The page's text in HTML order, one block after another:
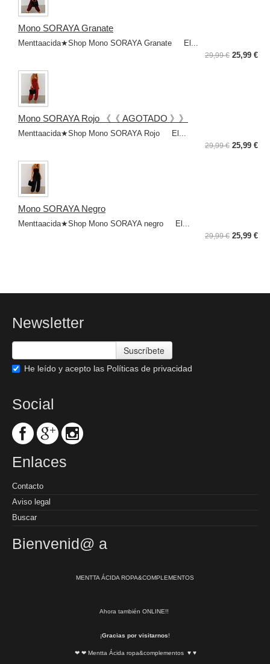
Mono SORAYA Granate
Menttaacida★Shop Mono SORAYA Granate El...
29,99 € 25,99 €
Mono SORAYA Rojo 《《 AGOTADO 》》
Menttaacida★Shop Mono SORAYA Rojo El...
29,99 € 25,99 €
Mono SORAYA Negro
Menttaacida★Shop Mono SORAYA negro El...
29,99 € 25,99 €
Newsletter
Suscríbete
He leído y acepto las Políticas de privacidad
Social
Enlaces
Contacto
Aviso legal
Buscar
Bienvenid@ a
MENTTA ÁCIDA ROPA&COMPLEMENTOS
Ahora también ONLINE!!
¡Gracias por visitarnos!
❤ ❤ Mentta Ácida ropa&complementos ♥ ♥